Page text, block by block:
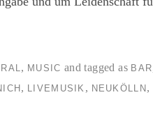
, MUSIC and tagged as BAR
, LIVEMUSIK , NEUKÖLLN ,